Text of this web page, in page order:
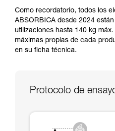
información de la
comprender este
Dominar estas
y un entrenamiento
través de un
Damos ejemplos de
describimos aquí.
Como recordatorio, todos los
ABSORBICA desde 2024
utilizaciones hasta 140 kg
máximas propias de cada
en su ficha técnica.
Protocolo de